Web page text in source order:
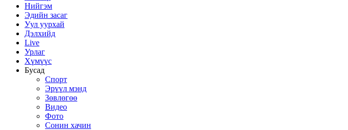
Нийгэм
Эдийн засаг
Уул уурхай
Дэлхийд
Live
Урлаг
Хүмүүс
Бусад
Спорт
Эрүүл мэнд
Зөвлөгөө
Видео
Фото
Сонин хачин